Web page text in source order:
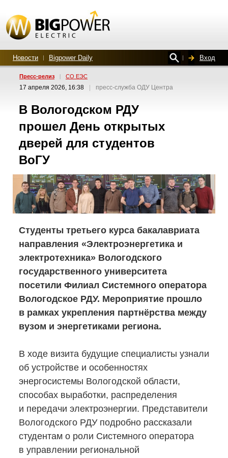
Новости Bigpower Daily Вход
Пресс-релиз | СО ЕЭС
17 апреля 2026, 16:38 пресс-служба ОДУ Центра
В Вологодском РДУ
прошел День открытых
дверей для студентов
ВоГУ
Студенты третьего курса бакалавриата
направления «Электроэнергетика и
электротехника» Вологодского
государственного университета
посетили Филиал Системного оператора
Вологодское РДУ. Мероприятие прошло
в рамках укрепления партнёрства между
вузом и энергетиками региона.
В ходе визита будущие специалисты узнали
об устройстве и особенностях
энергосистемы Вологодской области,
способах выработки, распределения
и передачи электроэнергии. Представители
Вологодского РДУ подробно рассказали
студентам о роли Системного оператора
в управлении региональной